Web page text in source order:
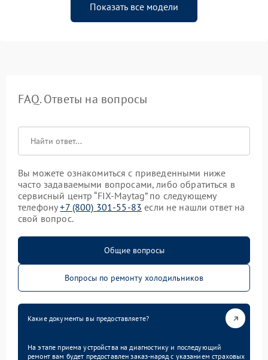
Показать все модели
FAQ. Ответы на вопросы
Вы можете ознакомиться с приведенными ниже
часто задаваемыми вопросами, либо обратиться в
сервисный центр “FIX-Maytag” по следующему
телефону+7 (800) 301-55-83 если не нашли ответ на
свой вопрос.
Общие вопросы
Вопросы по ремонту холодильников
Какие документы вы предоставляете?
На этапе приема устройства на диагностику и последующий
ремонт вам будет предоставлен заказ-наряд с указанием страховых